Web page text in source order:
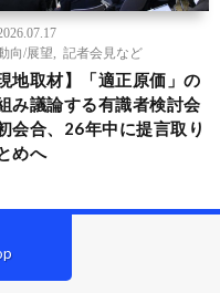
向/展望
記者会見など
現地取材】「適正原価」の
み議論する有識者検討会
会合、26年中に提言取り
めへ